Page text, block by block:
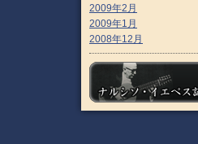
2009年2月
2009年1月
2008年12月